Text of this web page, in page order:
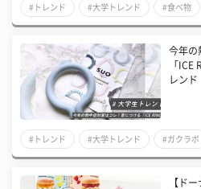
#トレンド #大学トレンド #食べ物
今年の
「ICE
レンド
#トレンド #大学トレンド #ガクラボ
【ド